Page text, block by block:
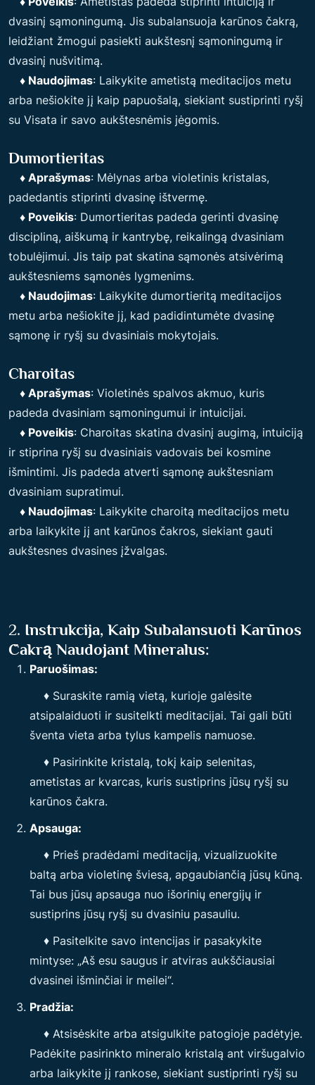
dvasinį sąmoningumą. Jis subalansuoja karūnos čakrą,
leidžiant žmogui pasiekti aukštesnį sąmoningumą ir
dvasinį nušvitimą.
♦ Naudojimas: Laikykite ametistą meditacijos metu
arba nešiokite jį kaip papuošalą, siekiant sustiprinti ryšį
su Visata ir savo aukštesnėmis jėgomis.
Dumortieritas
♦ Aprašymas: Mėlynas arba violetinis kristalas,
padedantis stiprinti dvasinę ištvermę.
♦ Poveikis: Dumortieritas padeda gerinti dvasinę
discipliną, aiškumą ir kantrybę, reikalingą dvasiniam
tobulėjimui. Jis taip pat skatina sąmonės atsivėrimą
aukštesniems sąmonės lygmenims.
♦ Naudojimas: Laikykite dumortieritą meditacijos
metu arba nešiokite jį, kad padidintumėte dvasinę
sąmonę ir ryšį su dvasiniais mokytojais.
Charoitas
♦ Aprašymas: Violetinės spalvos akmuo, kuris
padeda dvasiniam sąmoningumui ir intuicijai.
♦ Poveikis: Charoitas skatina dvasinį augimą, intuiciją
ir stiprina ryšį su dvasiniais vadovais bei kosmine
išmintimi. Jis padeda atverti sąmonę aukštesniam
dvasiniam supratimui.
♦ Naudojimas: Laikykite charoitą meditacijos metu
arba laikykite jį ant karūnos čakros, siekiant gauti
aukštesnes dvasines įžvalgas.
2. Instrukcija, Kaip Subalansuoti Karūnos
Čakrą Naudojant Mineralus:
Paruošimas:
♦ Suraskite ramią vietą, kurioje galėsite
atsipalaiduoti ir susitelkti meditacijai. Tai gali būti
šventa vieta arba tylus kampelis namuose.
♦ Pasirinkite kristalą, tokį kaip selenitas,
ametistas ar kvarcas, kuris sustiprins jūsų ryšį su
karūnos čakra.
Apsauga:
♦ Prieš pradėdami meditaciją, vizualizuokite
baltą arba violetinę šviesą, apgaubiančią jūsų kūną.
Tai bus jūsų apsauga nuo išorinių energijų ir
sustiprins jūsų ryšį su dvasiniu pasauliu.
♦ Pasitelkite savo intencijas ir pasakykite
mintyse: „Aš esu saugus ir atviras aukščiausiai
dvasinei išminčiai ir meilei“.
Pradžia:
♦ Atsisėskite arba atsigulkite patogioje padėtyje.
Padėkite pasirinkto mineralo kristalą ant viršugalvio
arba laikykite jį rankose, siekiant sustiprinti ryšį su